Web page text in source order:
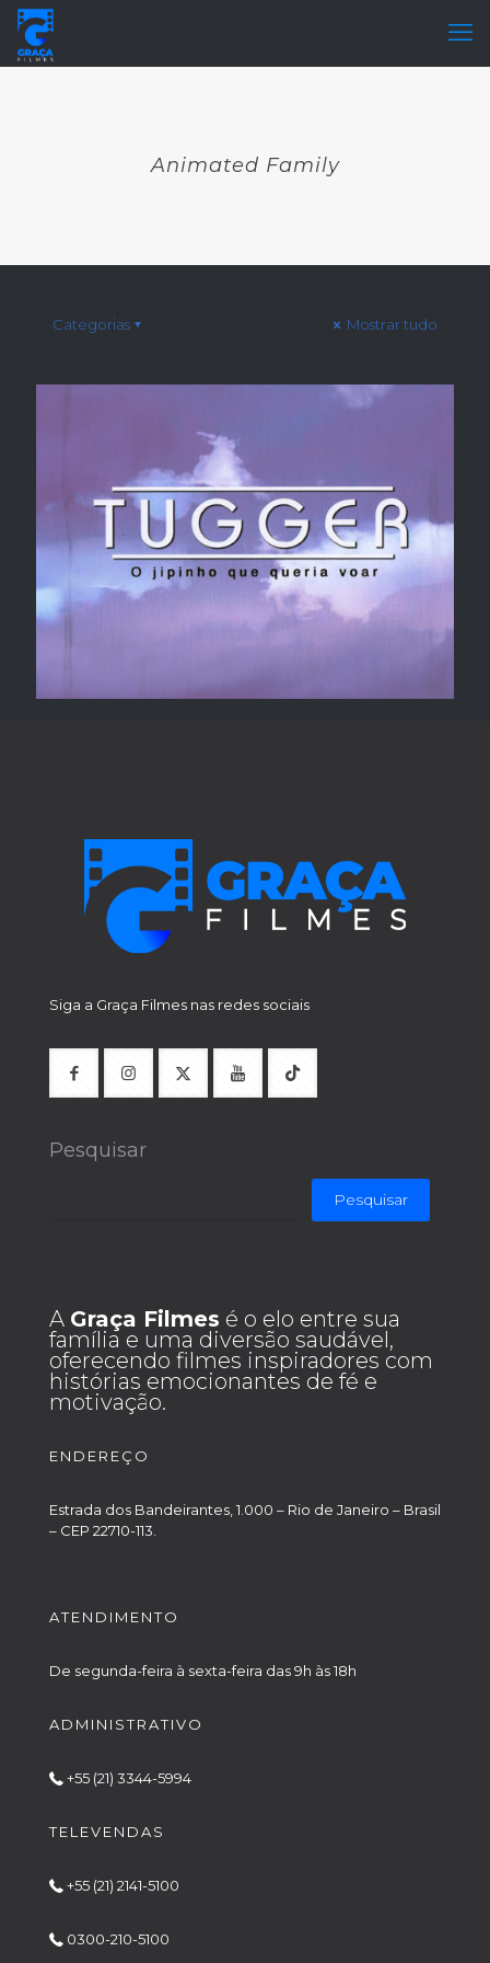
Animated Family
Categorias Mostrar tudo
Siga a Graça Filmes nas redes sociais
Pesquisar
Pesquisar
A Graça Filmes é o elo entre sua
família e uma diversão saudável,
oferecendo filmes inspiradores com
histórias emocionantes de fé e
motivação.
ENDEREÇO
Estrada dos Bandeirantes, 1.000 – Rio de Janeiro – Brasil
– CEP 22710-113.
ATENDIMENTO
De segunda-feira à sexta-feira das 9h às 18h
ADMINISTRATIVO
+55 (21) 3344-5994
TELEVENDAS
+55 (21) 2141-5100
0300-210-5100